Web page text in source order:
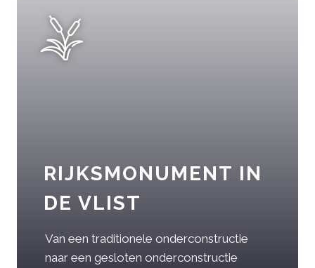
RIJKSMONUMENT IN
DE VLIST
Van een traditionele onderconstructie
naar een gesloten onderconstructie